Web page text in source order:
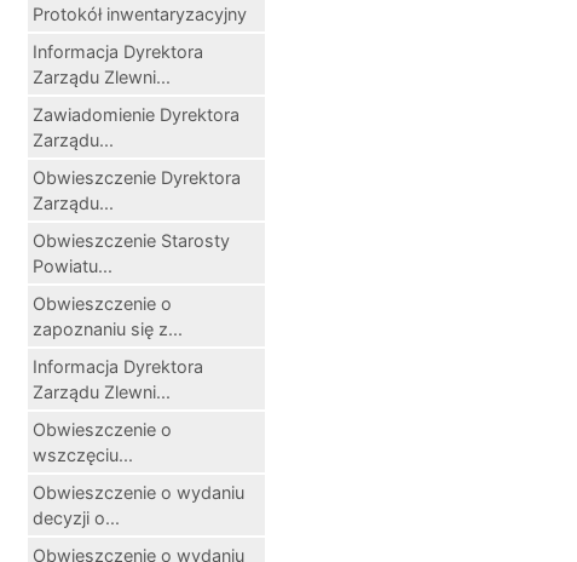
Protokół inwentaryzacyjny
Informacja Dyrektora
Zarządu Zlewni...
Zawiadomienie Dyrektora
Zarządu...
Obwieszczenie Dyrektora
Zarządu...
Obwieszczenie Starosty
Powiatu...
Obwieszczenie o
zapoznaniu się z...
Informacja Dyrektora
Zarządu Zlewni...
Obwieszczenie o
wszczęciu...
Obwieszczenie o wydaniu
decyzji o...
Obwieszczenie o wydaniu